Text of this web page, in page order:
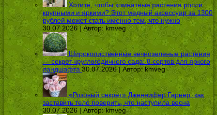
Хотите, чтобы комнатные растения росли
крупными и яркими? Этот медный аксессуар за 1300
рублей может стать именно тем, что нужно
30.07.2026 | Автор: kmveg
Широколиственные вечнозеленые растения
— секрет круглогодичного сада: 8 сортов для яркого
ландшафта 30.07.2026 | Автор:kmveg
«Розовый секрет» Дженнифер Гарнер: как
заставить тело поверить, что наступила весна
30.07.2026 | Автор:kmveg